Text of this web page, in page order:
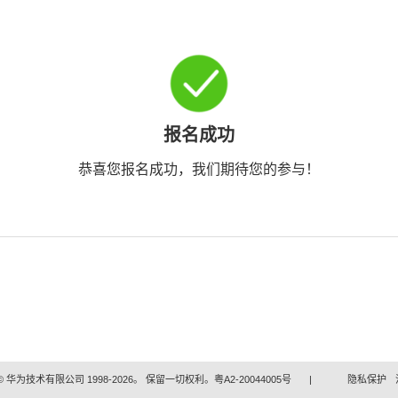
报名成功
恭喜您报名成功，我们期待您的参与！
华为技术有限公司 1998-2026。 保留一切权利。粤A2-20044005号 | 隐私保护